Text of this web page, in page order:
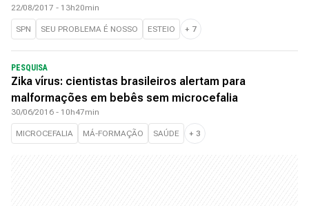
22/08/2017 - 13h20min
SPN SEU PROBLEMA É NOSSO ESTEIO + 7
PESQUISA
Zika vírus: cientistas brasileiros alertam para
malformações em bebês sem microcefalia
30/06/2016 - 10h47min
MICROCEFALIA MÁ-FORMAÇÃO SAÚDE + 3